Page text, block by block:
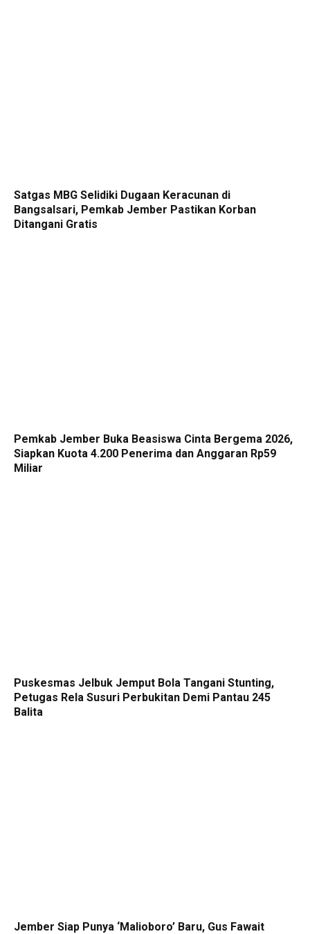
Satgas MBG Selidiki Dugaan Keracunan di
Bangsalsari, Pemkab Jember Pastikan Korban
Ditangani Gratis
Pemkab Jember Buka Beasiswa Cinta Bergema 2026,
Siapkan Kuota 4.200 Penerima dan Anggaran Rp59
Miliar
Puskesmas Jelbuk Jemput Bola Tangani Stunting,
Petugas Rela Susuri Perbukitan Demi Pantau 245
Balita
Jember Siap Punya ‘Malioboro’ Baru, Gus Fawait